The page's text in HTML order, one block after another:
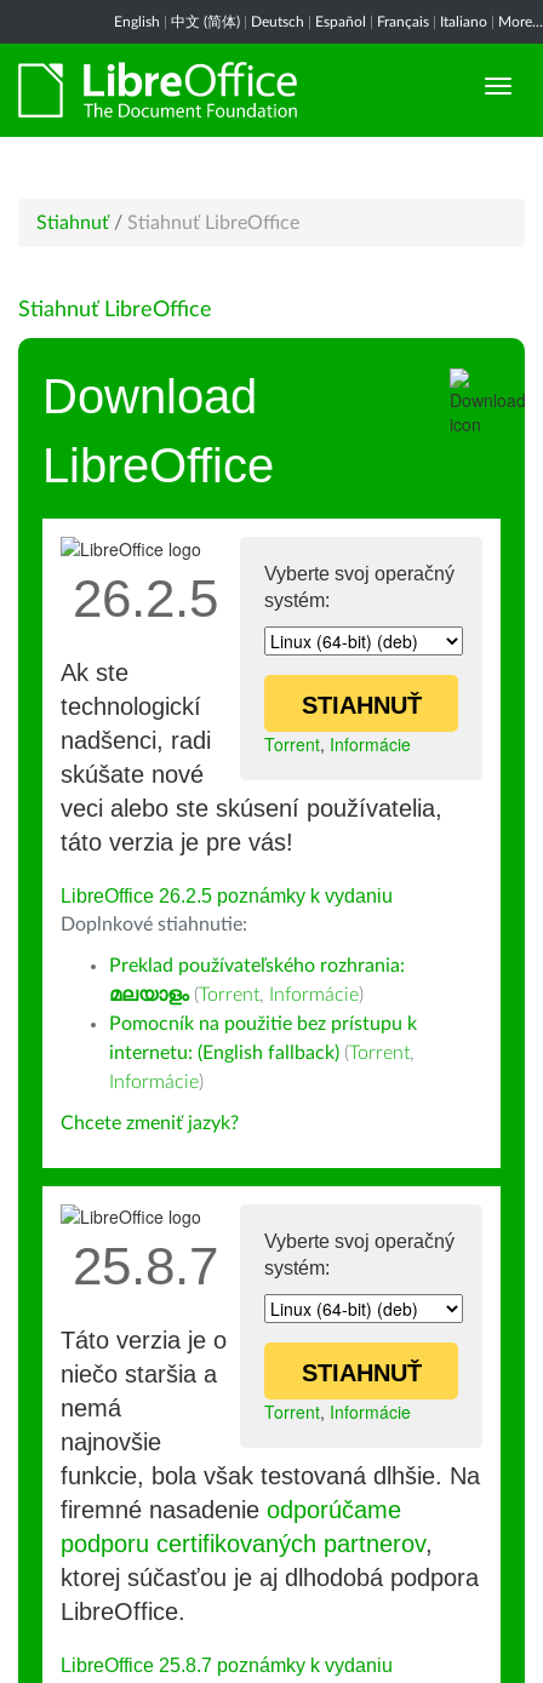
English 中文 (简体) Deutsch Español Français Italiano More...
Stiahnuť / Stiahnuť LibreOffice
Stiahnuť LibreOffice
Download
LibreOffice
Vyberte svoj operačný
systém:
STIAHNUŤ
Torrent, Informácie
26.2.5
Ak ste
technologickí
nadšenci, radi
skúšate nové
veci alebo ste skúsení používatelia,
táto verzia je pre vás!
LibreOffice 26.2.5 poznámky k vydaniu
Doplnkové stiahnutie:
Preklad používateľského rozhrania:
മലയാളം (Torrent, Informácie)
Pomocník na použitie bez prístupu k
internetu: (English fallback) (Torrent,
Informácie)
Chcete zmeniť jazyk?
Vyberte svoj operačný
systém:
STIAHNUŤ
Torrent, Informácie
25.8.7
Táto verzia je o
niečo staršia a
nemá
najnovšie
funkcie, bola však testovaná dlhšie. Na
firemné nasadenie odporúčame
podporu certifikovaných partnerov,
ktorej súčasťou je aj dlhodobá podpora
LibreOffice.
LibreOffice 25.8.7 poznámky k vydaniu